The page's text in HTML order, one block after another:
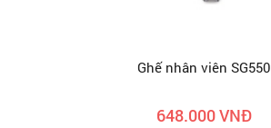
Ghế nhân viên SG550
648.000 VNĐ